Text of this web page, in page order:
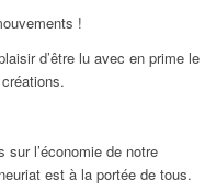
!
d’être lu avec en prime le
l’économie de notre
est à la portée de tous.